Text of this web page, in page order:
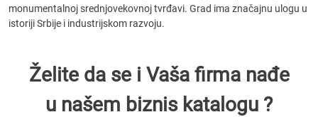
monumentalnoj srednjovekovnoj tvrđavi. Grad ima značajnu ulogu u
istoriji Srbije i industrijskom razvoju.
Želite da se i Vaša firma nađe
u našem biznis katalogu ?